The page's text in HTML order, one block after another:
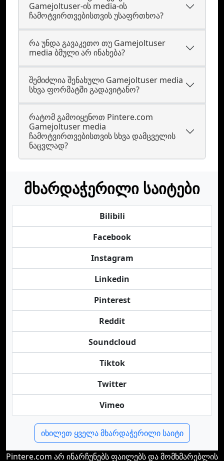
Gamejoltuser-ის media-ის
ჩამოტვირთვებისთვის უსაფრთხოა?
რა უნდა გავაკეთო თუ Gamejoltuser
media ბმული არ ინახება?
შემიძლია შენახული Gamejoltuser media
სხვა ფორმატში გადავიტანო?
რატომ გამოიყენოთ Pintere.com
Gamejoltuser media
ჩამოტვირთვებისთვის სხვა დამცველის
ნაცვლად?
მხარდაჭერილი საიტები
Bilibili
Facebook
Instagram
Linkedin
Pinterest
Reddit
Soundcloud
Tiktok
Twitter
Vimeo
იხილეთ ყველა მხარდაჭერილი საიტი
Pintere.com არ ინარჩუნებს ფაილებს და მომხმარებლის